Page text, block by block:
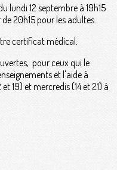
lundi 12 septembre à 19h15
20h15 pour les adultes.
certificat médical.
pour ceux qui le
et l'aide à
19) et mercredis (14 et 21) à